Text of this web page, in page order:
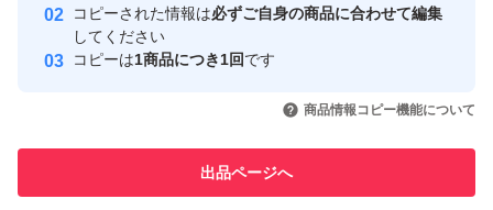
取引実績
引を完了させた実績があります
での取引実績があります
コピーされた情報は必ずご自身の商品に合わせて編集
してください
コピーは1商品につき1回です
商品情報コピー機能について
出品ページへ